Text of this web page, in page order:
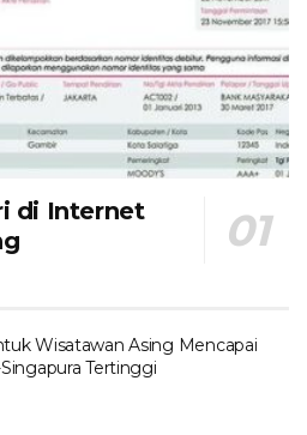
di Internet
Wisatawan Asing Mencapai
Singapura Tertinggi